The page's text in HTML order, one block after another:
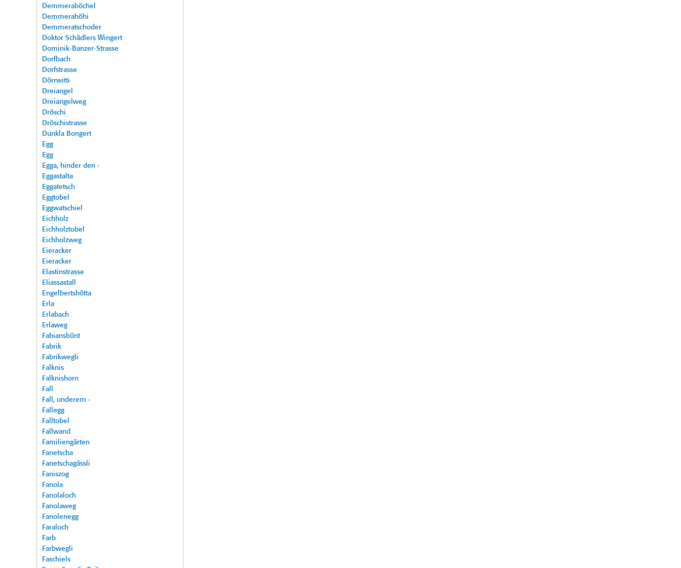
Demmeraböchel
Demmerahöhi
Demmeratschoder
Doktor Schädlers Wingert
Dominik-Banzer-Strasse
Dorfbach
Dorfstrasse
Dörrwitti
Dreiangel
Dreiangelweg
Dröschi
Dröschistrasse
Dunkla Bongert
Egg
Egg
Egga, hinder den -
Eggastalta
Eggatetsch
Eggtobel
Eggwatschiel
Eichholz
Eichholztobel
Eichholzweg
Eieracker
Eieracker
Elastinstrasse
Eliassastall
Engelbertshötta
Erla
Erlabach
Erlaweg
Fabiansbünt
Fabrik
Fabrikwegli
Falknis
Falknishorn
Fall
Fall, underem -
Fallegg
Falltobel
Fallwand
Familiengärten
Fanetscha
Fanetschagässli
Faniszog
Fanola
Fanolaloch
Fanolaweg
Fanolenegg
Faraloch
Farb
Farbwegli
Faschiels